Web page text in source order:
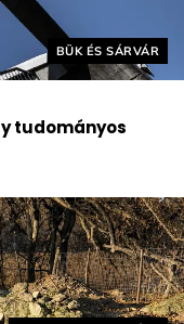
Helyszín címkék:
BÜK ÉS SÁRVÁR
tudományos